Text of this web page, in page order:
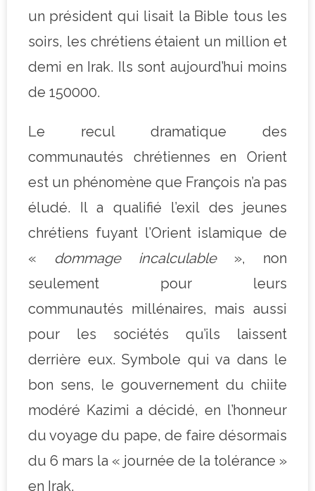
un président qui lisait la Bible tous les
soirs, les chrétiens étaient un million et
demi en Irak. Ils sont aujourd’hui moins
de 150000.
Le recul dramatique des
communautés chrétiennes en Orient
est un phénomène que François n’a pas
éludé. Il a qualifié l’exil des jeunes
chrétiens fuyant l’Orient islamique de
« dommage incalculable», non
seulement pour leurs
communautés millénaires, mais aussi
pour les sociétés qu’ils laissent
derrière eux. Symbole qui va dans le
bon sens, le gouvernement du chiite
modéré Kazimi a décidé, en l’honneur
du voyage du pape, de faire désormais
du 6 mars la « journée de la tolérance »
en Irak.